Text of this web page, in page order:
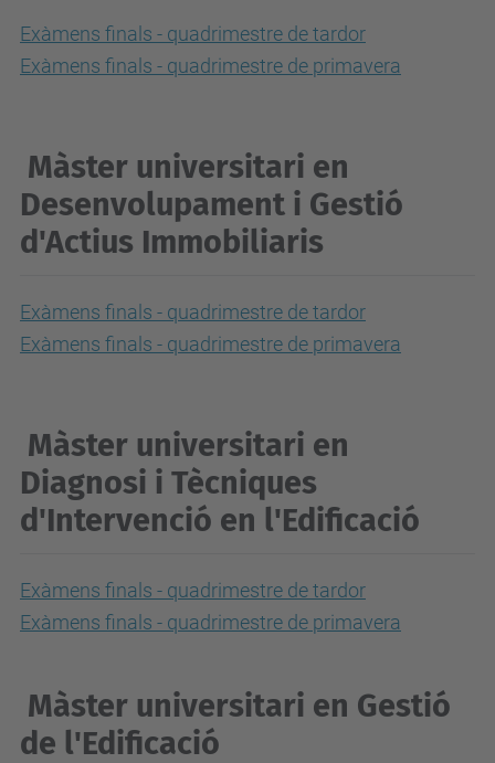
Exàmens finals - quadrimestre de tardor
Exàmens finals - quadrimestre de primavera
Màster universitari en
Desenvolupament i Gestió
d'Actius Immobiliaris
Exàmens finals - quadrimestre de tardor
Exàmens finals - quadrimestre de primavera
Màster universitari en
Diagnosi i Tècniques
d'Intervenció en l'Edificació
Exàmens finals - quadrimestre de tardor
Exàmens finals - quadrimestre de primavera
Màster universitari en Gestió
de l'Edificació